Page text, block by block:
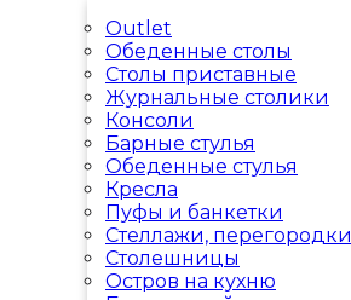
Outlet
Обеденные столы
Столы приставные
Журнальные столики
Консоли
Барные стулья
Обеденные стулья
Кресла
Пуфы и банкетки
Стеллажи, перегородки
Столешницы
Остров на кухню